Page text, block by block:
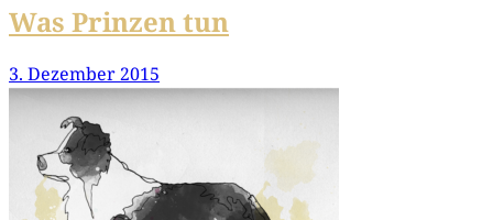
Was Prinzen tun
3. Dezember 2015